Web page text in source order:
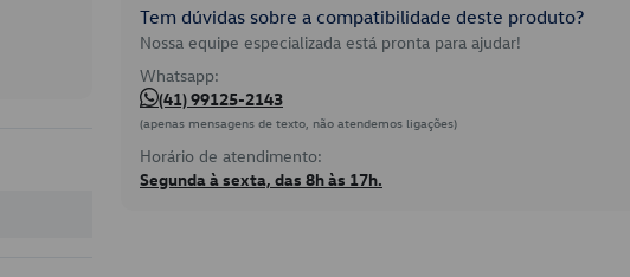
Tem dúvidas sobre a compatibilidade deste produto?
Nossa equipe especializada está pronta para ajudar!
Whatsapp:
(41) 99125-2143
(apenas mensagens de texto, não atendemos ligações)
Horário de atendimento:
Segunda à sexta, das 8h às 17h.